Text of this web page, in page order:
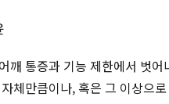
깨 통증과 기능 제한에서 벗
체만큼이나, 혹은 그 이상으